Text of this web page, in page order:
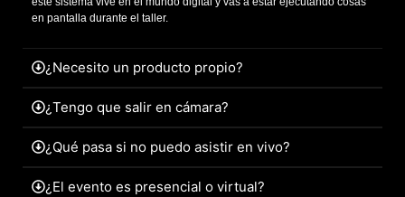
en pantalla durante el taller.
¿Necesito un producto propio?
¿Tengo que salir en cámara?
¿Qué pasa si no puedo asistir en vivo?
¿El evento es presencial o virtual?